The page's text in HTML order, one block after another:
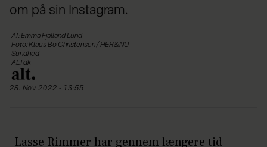
om på sin Instagram.
Af: Emma Fjalland Lund
Foto: Klaus Bo Christensen / HER&NU
Sundhed
ALT.dk
28. Nov 2022 - 13:55
Lasse Rimmer har gennem længere tid